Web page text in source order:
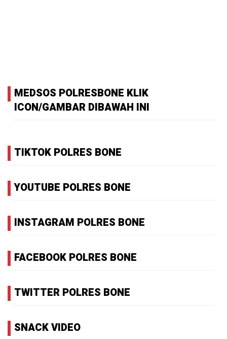
MEDSOS POLRESBONE KLIK
ICON/GAMBAR DIBAWAH INI
TIKTOK POLRES BONE
YOUTUBE POLRES BONE
INSTAGRAM POLRES BONE
FACEBOOK POLRES BONE
TWITTER POLRES BONE
SNACK VIDEO